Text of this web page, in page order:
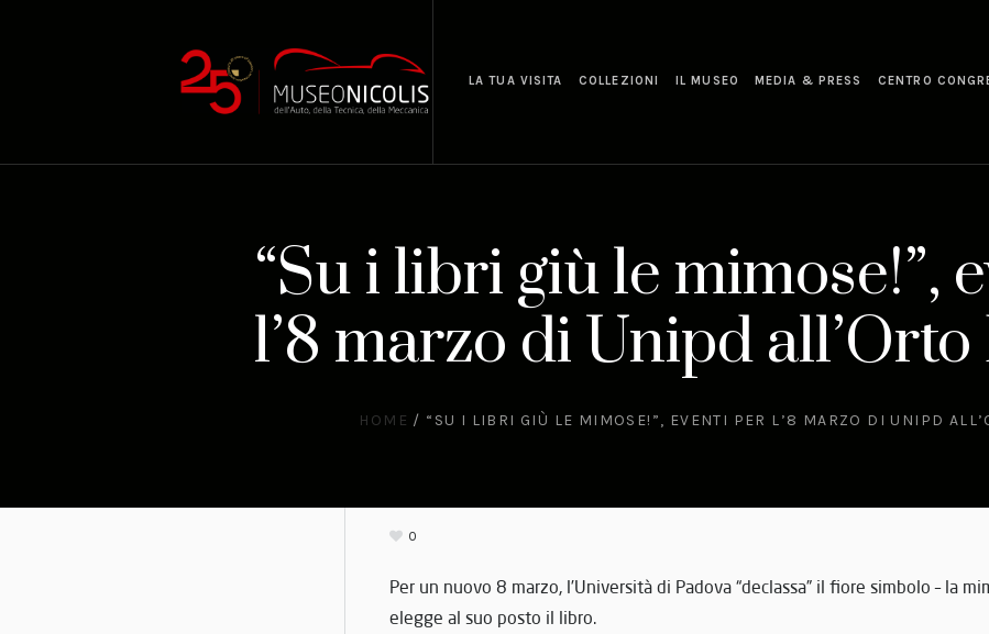
LA TUA VISITA COLLEZIONI IL MUSEO MEDIA & PRESS CENTRO
“Su i libri giù le mimose!”,
l’8 marzo di Unipd
HOME / “SU I LIBRI GIÙ LE MIMOSE!”, EVENTI PER L’8 MARZO DI UNIPD
0
Per un nuovo 8 marzo, l’Università di Padova “declassa” il fiore simbolo – la
elegge al suo posto il libro.